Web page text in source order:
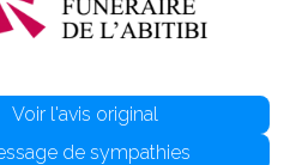
Voir l'avis original
de sympathies